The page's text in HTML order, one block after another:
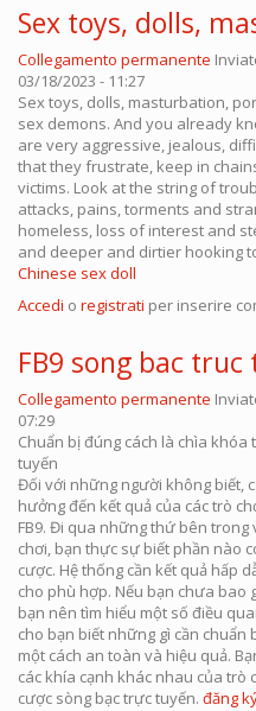
Sex toys, dolls,
Collegamento permanente
03/18/2023 - 11:27
Sex toys, dolls, masturbation,
sex demons. And you already
are very aggressive, jealous,
that they frustrate, keep in
victims. Look at the string of
attacks, pains, torments and
homeless, loss of interest and
and deeper and dirtier hooking
Chinese sex doll
Accedi o registrati per inserire
FB9 song bac
Collegamento permanente
07:29
Chuẩn bị đúng cách là chìa
tuyến
Đối với những người không biết,
hưởng đến kết quả của các trò
FB9. Đi qua những thứ bên
chơi, bạn thực sự biết phần nào
cược. Hệ thống cần kết quả hấp
cho phù hợp. Nếu bạn chưa bao
bạn nên tìm hiểu một số điều
cho bạn biết những gì cần chuẩn
một cách an toàn và hiệu quả.
các khía cạnh khác nhau của trò
cược sòng bạc trực tuyến. đăng